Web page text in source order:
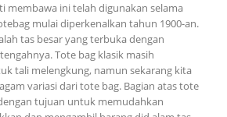
membawa ini telah digunakan selama
mulai diperkenalkan tahun 1900-an.
tas besar yang terbuka dengan
Tote bag klasik masih
tali melengkung, namun sekarang kita
variasi dari tote bag. Bagian atas tote
tujuan untuk memudahkan